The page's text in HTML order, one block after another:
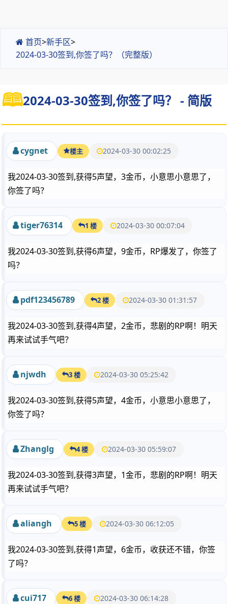
首页>新手区>
2024-03-30签到,你签了吗？（完整版）
2024-03-30签到,你签了吗？ - 简版
cygnet 楼主 2024-03-30 00:02:25
我2024-03-30签到,获得5声望，3金币，小意思小意思了，
你签了吗？
tiger76314 1 楼 2024-03-30 00:07:04
我2024-03-30签到,获得6声望，9金币，RP爆发了，你签了
吗？
pdf123456789 2 楼 2024-03-30 01:31:57
我2024-03-30签到,获得4声望，2金币，悲剧的RP啊！明天
再来试试手气吧？
njwdh 3 楼 2024-03-30 05:25:42
我2024-03-30签到,获得5声望，4金币，小意思小意思了，
你签了吗？
Zhanglg 4 楼 2024-03-30 05:59:07
我2024-03-30签到,获得3声望，1金币，悲剧的RP啊！明天
再来试试手气吧？
aliangh 5 楼 2024-03-30 06:12:05
我2024-03-30签到,获得1声望，6金币，收获还不错，你签
了吗？
cui717 6 楼 2024-03-30 06:14:28